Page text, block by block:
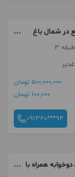
در شمال باغ
500,000,000 تومان
100,000 تومان
091320***94
۷۵ متری دوخوابه همراه با